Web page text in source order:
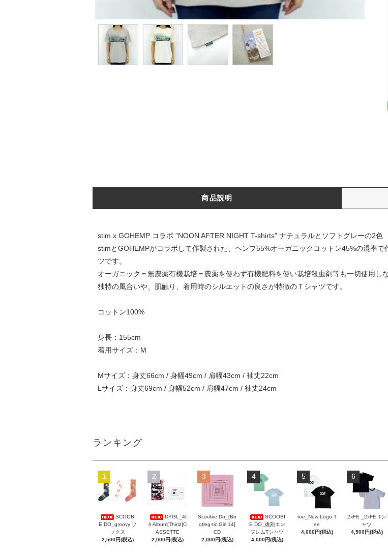
商品説明
stim x GOHEMP コラボ ”NOON AFTER NIGHT T-shirts” ナチュラルとソフトグレーの2色
stimとGOHEMPがコラボして作製された、ヘンプ55%オーガニックコットン45%の混率
ツです。
オーガニック＝無農薬有機栽培＝農薬を使わず有機肥料を使い栽培殺虫剤等も一切使用し
独特の風合いや、肌触り、着用時のシルエットの良さが特徴のＴシャツです。
コットン100%
身長：155cm
着用サイズ：M
Mサイズ：身丈66cm / 身幅49cm / 肩幅43cm / 袖丈22cm
Lサイズ：身丈69cm / 身幅52cm / 肩幅47cm / 袖丈24cm
ランキング
1
SCOOBI
E DO_groovy ソ
ックス
2,500円(税込)
2
DYGL_4t
h Album[Thirst]C
ASSETTE
2,000円(税込)
3
Scoobie Do_[Bo
otleg-tic Girl 14]
CD
2,000円(税込)
4
SCOOBI
E DO_復刻エン
ブレムTシャツ
4,000円(税込)
5
toe_New Logo T
ee
4,000円(税込)
6
2xFE _2xFE Tシ
ャツ
4,500円(税込)